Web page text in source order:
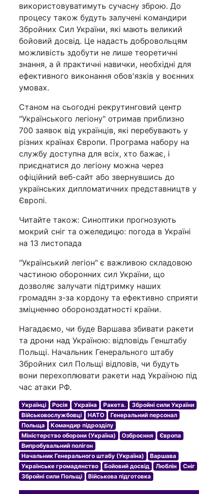
використовуватимуть сучасну зброю. До
процесу також будуть залучені командири
Збройних Сил України, які мають великий
бойовий досвід. Це надасть добровольцям
можливість здобути не лише теоретичні
знання, а й практичні навички, необхідні для
ефективного виконання обов'язків у воєнних
умовах.
Станом на сьогодні рекрутинговий центр
"Українського легіону" отримав приблизно
700 заявок від українців, які перебувають у
різних країнах Європи. Програма набору на
службу доступна для всіх, хто бажає, і
приєднатися до легіону можна через
офіційний веб-сайт або звернувшись до
українських дипломатичних представництв у
Європі.
Читайте також: Синоптики прогнозують
мокрий сніг та ожеледицю: погода в Україні
на 13 листопада
"Український легіон" є важливою складовою
частиною оборонних сил України, що
дозволяє залучати підтримку наших
громадян з-за кордону та ефективно сприяти
зміцненню обороноздатності країни.
Нагадаємо, чи буде Варшава збивати ракети
та дрони над Україною: відповідь Генштабу
Польщі. Начальник Генерального штабу
Збройних сил Польщі відповів, чи будуть
вони перехоплювати ракети над Україною під
час атаки РФ.
Українці Росія Україна Ракета.
Збройні сили України
Військовослужбовці
НАТО
Генеральний персонал
Польща
Командир підрозділу
Міністерство оборони (Україна)
Озброєння
Європа
Випробувальний полігон
Начальник Генерального штабу (Україна)
Варшава
Українське громадянство
Бойовий досвід Люблін
Сніг
Збройні сили Польщі
Військова підготовка